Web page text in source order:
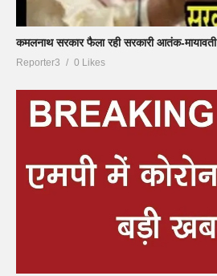
कमलनाथ सरकार फैला रही सरकारी आतंक-मायावती
Reporter3 0 Likes